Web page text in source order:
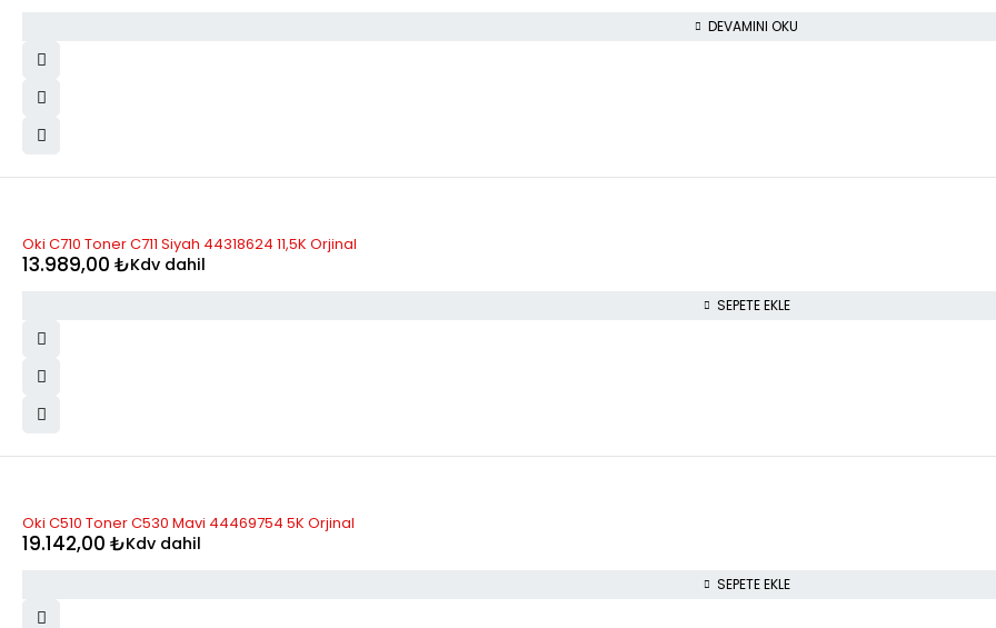
DEVAMINI OKU
Oki C710 Toner C711 Siyah 44318624 11,5K Orjinal
13.989,00 ₺Kdv dahil
SEPETE EKLE
Oki C510 Toner C530 Mavi 44469754 5K Orjinal
19.142,00 ₺Kdv dahil
SEPETE EKLE